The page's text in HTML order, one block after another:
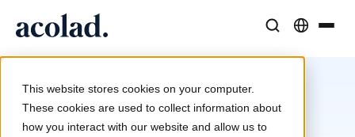
This website stores cookies on your computer.
These cookies are used to collect information about
how you interact with our website and allow us to
Traduction
Vitesse de l’IA, précision humaine
Lia Go
Traductions instantanées conformes à votre marque
Études de cas
Résultats concrets de nos clients
À propos d’Acolad